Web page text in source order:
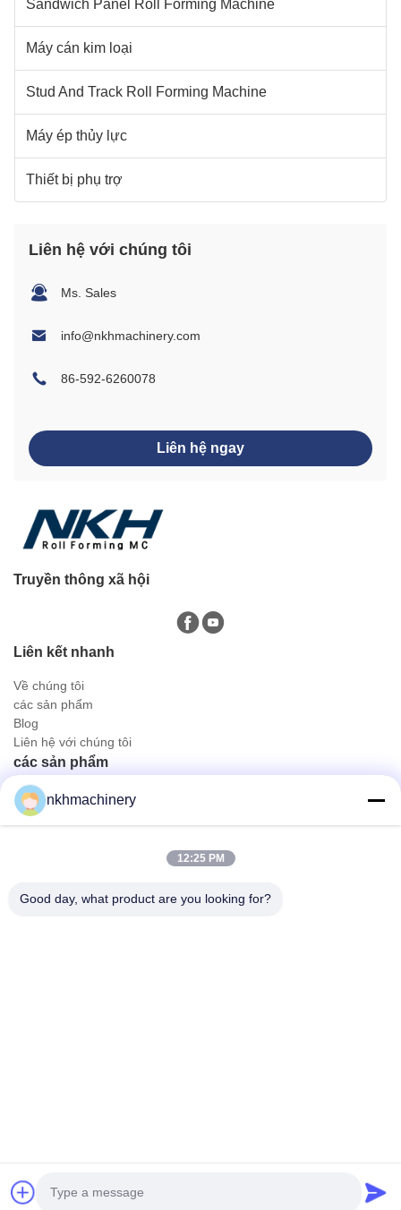
Sandwich Panel Roll Forming Machine
Máy cán kim loại
Stud And Track Roll Forming Machine
Máy ép thủy lực
Thiết bị phụ trợ
Liên hệ với chúng tôi
Ms. Sales
info@nkhmachinery.com
86-592-6260078
Liên hệ ngay
Truyền thông xã hội
Liên kết nhanh
Về chúng tôi
các sản phẩm
Blog
Liên hệ với chúng tôi
các sản phẩm
Tấm lợp mái
Mái lợp ngói
Liên hệ nhanh
2026 Xiamen New KaiHang Machinery Co., Ltd Tất cả. Tất cả quyền được
nkhmachinery
12:25 PM
Good day, what product are you looking for?